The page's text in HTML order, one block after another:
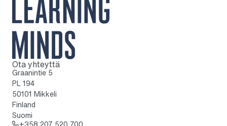
Kotisivulle
Ota yhteyttä
Graanintie 5
PL 194
50101 Mikkeli
Finland
Suomi